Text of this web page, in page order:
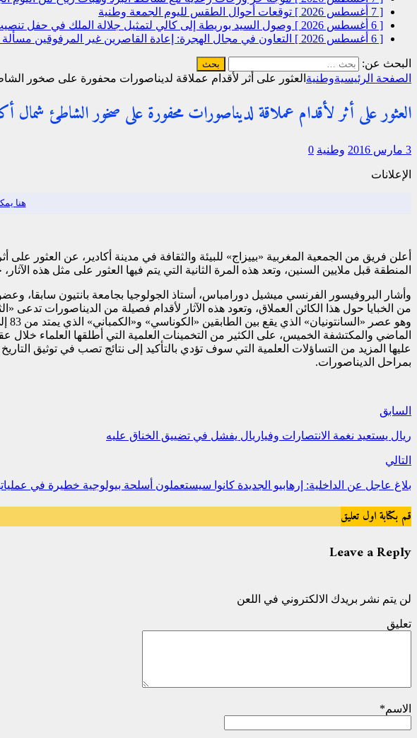
[ 7 أغسطس 2026 ]
توقعات أحوال الطقس لليوم الجمعة وطنية
[ 6 أغسطس 2026 ]
وصول السيد بوريطة إلى كالي لتمثيل جلالة الملك في حفل
[ 6 أغسطس 2026 ]
التعاون في مجال الهجرة: إعادة القاصرين غير المرفوقين مسألة
البحث عن:
الصفحة الرئيسيةوطنية العثور على أثر لأقدام عملاقة لديناصورات محفورة على صخور
العثور على أثر لأقدام عملاقة لديناصورات محفورة على صخور الشاطئ شمال
3 مارس 2016 وطنية 0
الإعلانات
هنا
أعلن فريق من الجمعية المغربية «بييزاج» للبيئة والثقافة في مدينة أكادير، عن
المنطقة قبل ملايين السنين، وتعد هذه المرة الثانية التي يتم فيها العثور على مثل هذه الآثار، حيث تمكنت الجمعية في شهر ماي 2015 من
وأشار البروفيسور الفرنسي ميشيل دورامباس، أستاذ الجولوجيا بجامعة بانتيون سابقا،
من الخبايا حول هذا الكائن العملاق، وتعود هذه الآثار لأقدام فصيلة من الديناصورات
الماضي والمكتشفة الخميس، على الكثير من التخمينات العلمية التي أطلقها
عليها المزيد من التساؤلات العلمية التي سوف تؤدي بالتأكيد إلى نتائج تصب في توثيق
بمراحل الديناصورات.
السابق
ريال يستعيد نغمة الانتصارات وفياريال يفشل في تضييق الخناق عليه
التالي
بلاغ عاجل عن الداخلية: إرهابيو الجديدة كانوا سيستعملون أسلحة بيولوجية خطيرة في
قم بكتابة اول تعليق
Leave a Reply
لن يتم نشر بريدك الالكتروني في اللعن
تعليق
الاسم*